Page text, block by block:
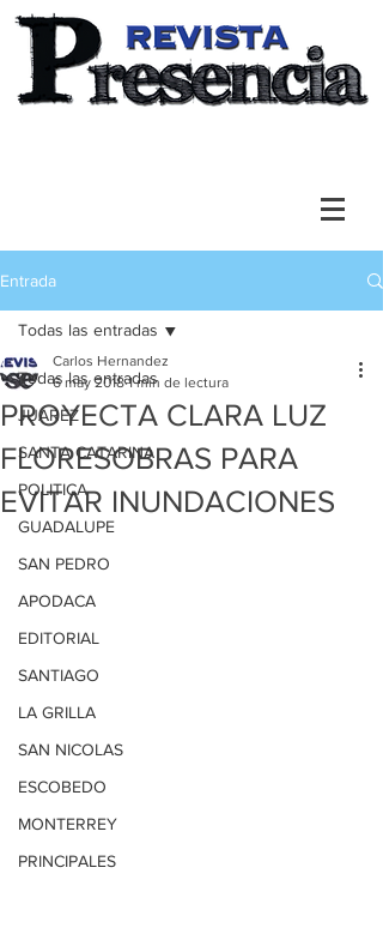
Entrada
Todas las entradas
JUAREZ
SANTA CATARINA
POLITICA
GUADALUPE
SAN PEDRO
APODACA
EDITORIAL
SANTIAGO
LA GRILLA
SAN NICOLAS
ESCOBEDO
MONTERREY
PRINCIPALES
Todas las entradas
PROYECTA CLARA LUZ
FLORESOBRAS PARA
EVITAR INUNDACIONES
Carlos Hernandez
6 may 2018 1 min de lectura